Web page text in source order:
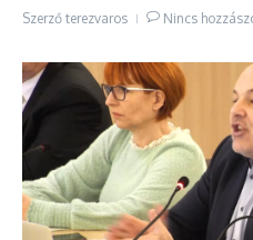
Szerző terezvaros Nincs